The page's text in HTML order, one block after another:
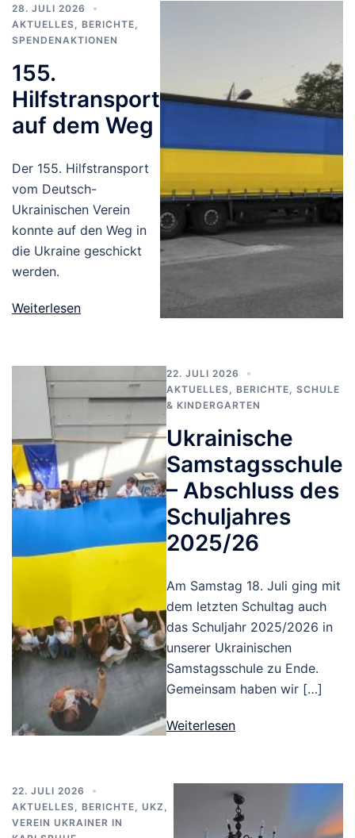
28. JULI 2026
AKTUELLES
BERICHTE
SPENDENAKTIONEN
155.
Hilfstransport
auf dem Weg
Der 155. Hilfstransport
vom Deutsch-
Ukrainischen Verein
konnte auf den Weg in
die Ukraine geschickt
werden.
Weiterlesen
22. JULI 2026
AKTUELLES
BERICHTE
SCHULE
& KINDERGARTEN
Ukrainische
Samstagsschule
– Abschluss des
Schuljahres
2025/26
Am Samstag 18. Juli ging mit
dem letzten Schultag auch
das Schuljahr 2025/2026 in
unserer Ukrainischen
Samstagsschule zu Ende.
Gemeinsam haben wir […]
Weiterlesen
22. JULI 2026
AKTUELLES
BERICHTE UKZ
VEREIN UKRAINER IN